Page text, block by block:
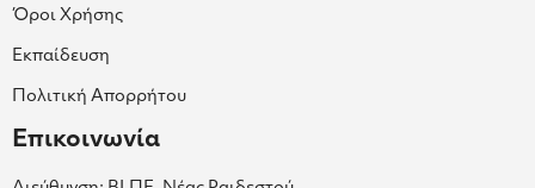
Όροι Χρήσης
Εκπαίδευση
Πολιτική Απορρήτου
Επικοινωνία